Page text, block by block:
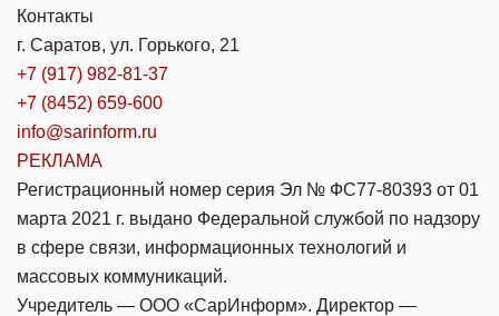
Контакты
г. Саратов, ул. Горького, 21
+7 (917) 982-81-37
+7 (8452) 659-600
info@sarinform.ru
РЕКЛАМА
Регистрационный номер серия Эл № ФС77-80393 от 01
марта 2021 г. выдано Федеральной службой по надзору
в сфере связи, информационных технологий и
массовых коммуникаций.
Учредитель — ООО «СарИнформ». Директор —